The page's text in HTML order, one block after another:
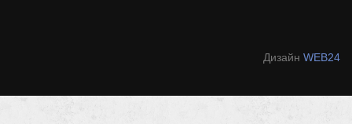
Дизайн WEB24